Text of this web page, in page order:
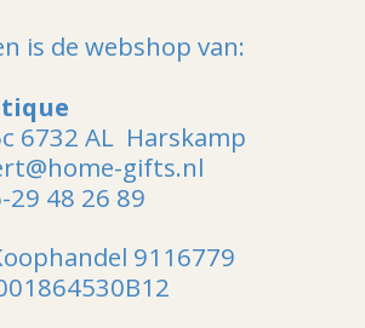
is de webshop van:
6732 AL Harskamp
gifts.nl
29 48 26 89
9116779